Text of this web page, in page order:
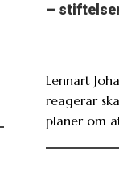
–
Lennart
reagerar
planer om